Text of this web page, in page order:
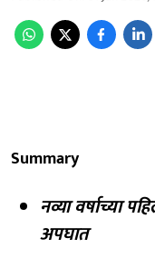
Summary
नव्या वर्षाच्या
अपघात